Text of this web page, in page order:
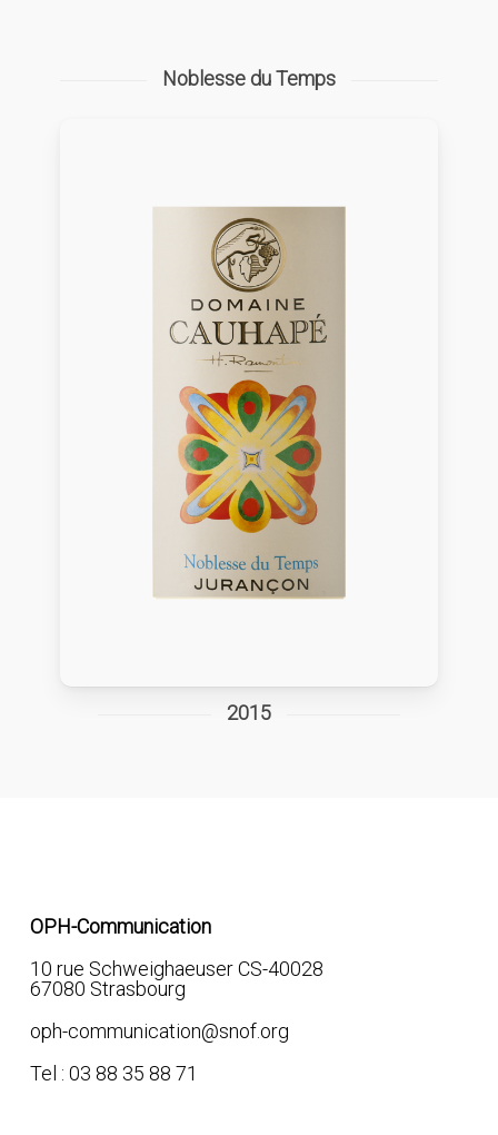
Noblesse du Temps
2015
OPH-Communication
10 rue Schweighaeuser CS-40028
67080 Strasbourg
oph-communication@snof.org
Tel : 03 88 35 88 71